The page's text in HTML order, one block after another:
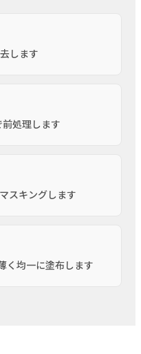
します
処理します
スキングします
く均一に塗布します